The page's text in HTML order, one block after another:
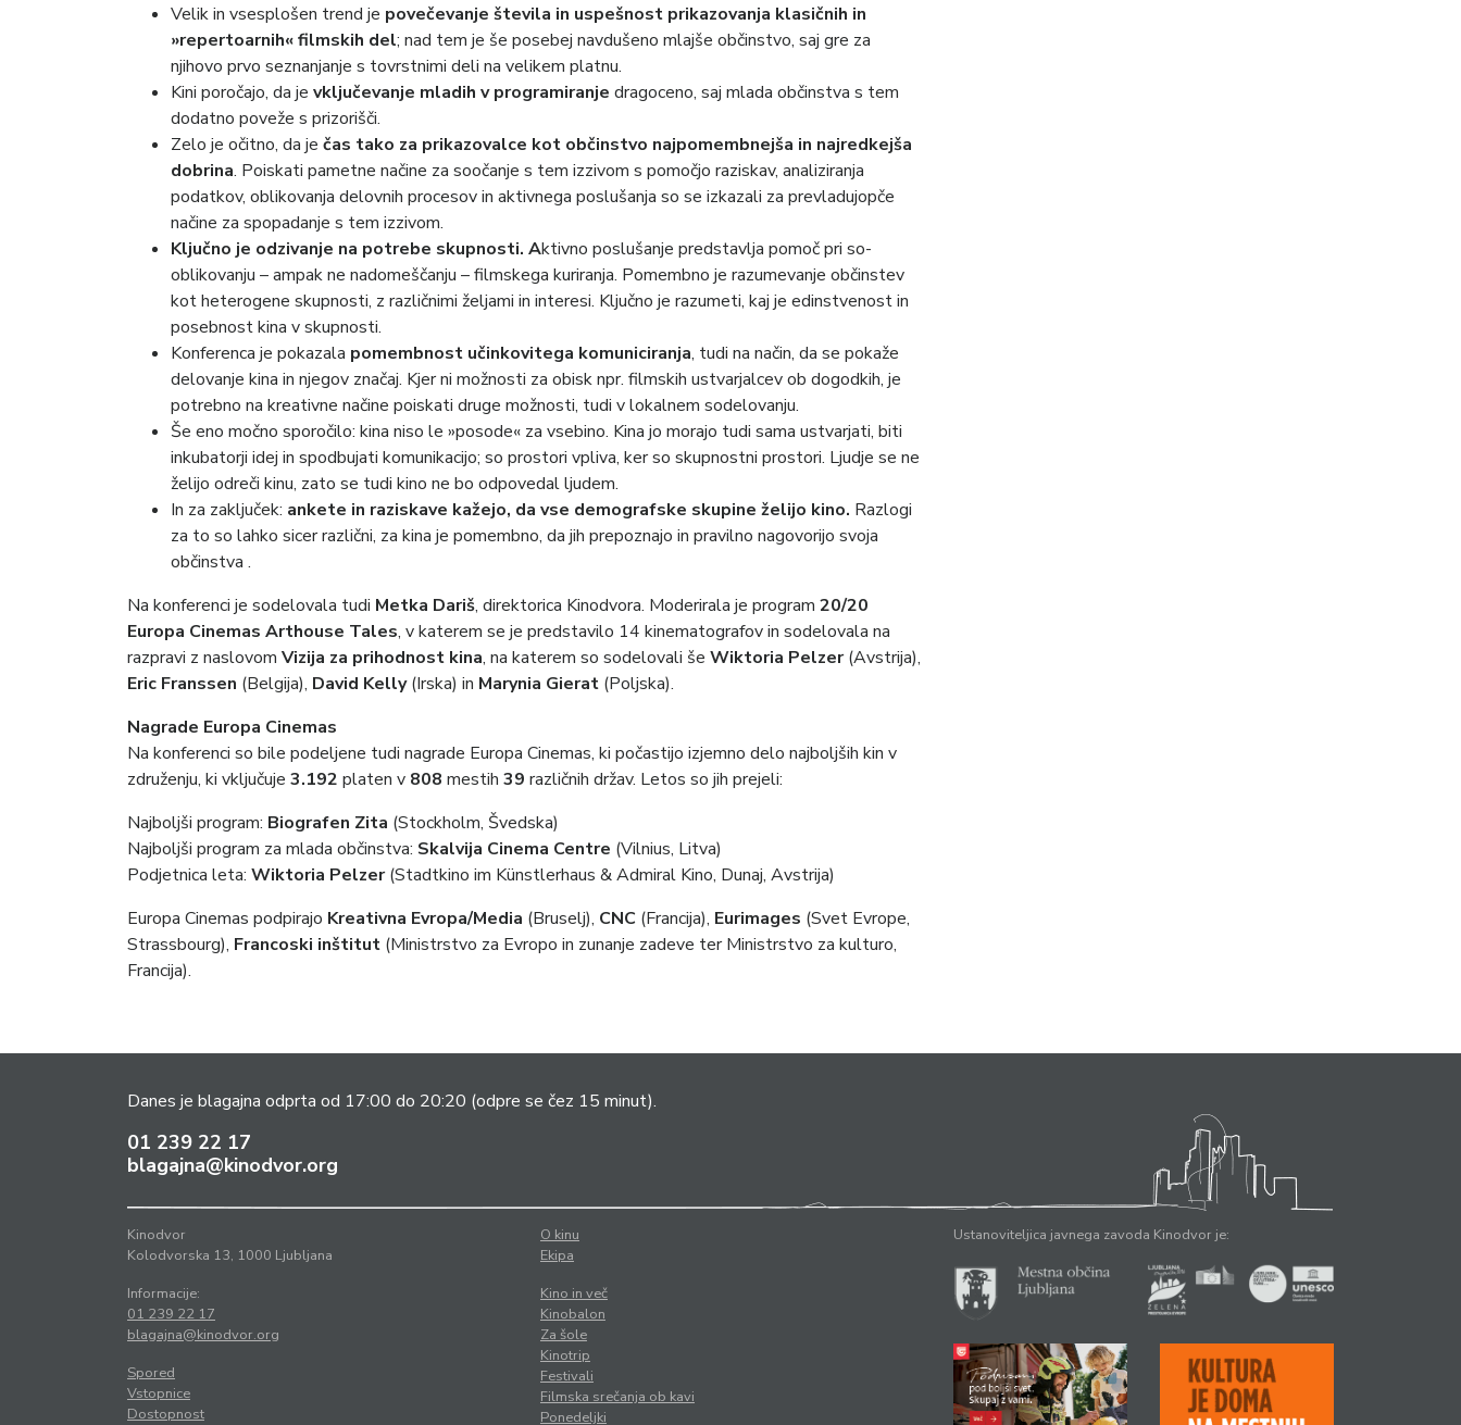
Velik in vsesplošen trend je povečevanje števila in uspešnost prikazovanja klasičnih in
»repertoarnih« filmskih del; nad tem je še posebej navdušeno mlajše občinstvo, saj gre za
njihovo prvo seznanjanje s tovrstnimi deli na velikem platnu.
Kini poročajo, da je vključevanje mladih v programiranje dragoceno, saj mlada občinstva s tem
dodatno poveže s prizorišči.
Zelo je očitno, da je čas tako za prikazovalce kot občinstvo najpomembnejša in najredkejša
dobrina. Poiskati pametne načine za soočanje s tem izzivom s pomočjo raziskav, analiziranja
podatkov, oblikovanja delovnih procesov in aktivnega poslušanja so se izkazali za prevladujopče
načine za spopadanje s tem izzivom.
Ključno je odzivanje na potrebe skupnosti. Aktivno poslušanje predstavlja pomoč pri so-
oblikovanju – ampak ne nadomeščanju – filmskega kuriranja. Pomembno je razumevanje občinstev
kot heterogene skupnosti, z različnimi željami in interesi. Ključno je razumeti, kaj je edinstvenost in
posebnost kina v skupnosti.
Konferenca je pokazala pomembnost učinkovitega komuniciranja, tudi na način, da se pokaže
delovanje kina in njegov značaj. Kjer ni možnosti za obisk npr. filmskih ustvarjalcev ob dogodkih, je
potrebno na kreativne načine poiskati druge možnosti, tudi v lokalnem sodelovanju.
Še eno močno sporočilo: kina niso le »posode« za vsebino. Kina jo morajo tudi sama ustvarjati, biti
inkubatorji idej in spodbujati komunikacijo; so prostori vpliva, ker so skupnostni prostori. Ljudje se ne
želijo odreči kinu, zato se tudi kino ne bo odpovedal ljudem.
In za zaključek: ankete in raziskave kažejo, da vse demografske skupine želijo kino. Razlogi
za to so lahko sicer različni, za kina je pomembno, da jih prepoznajo in pravilno nagovorijo svoja
občinstva .
Na konferenci je sodelovala tudi Metka Dariš, direktorica Kinodvora. Moderirala je program 20/20
Europa Cinemas Arthouse Tales, v katerem se je predstavilo 14 kinematografov in sodelovala na
razpravi z naslovom Vizija za prihodnost kina, na katerem so sodelovali še Wiktoria Pelzer(Avstrija),
Eric Franssen (Belgija), David Kelly(Irska) in Marynia Gierat (Poljska).
Nagrade Europa Cinemas
Na konferenci so bile podeljene tudi nagrade Europa Cinemas, ki počastijo izjemno delo najboljših kin v
združenju, ki vključuje 3.192 platen v 808 mestih 39 različnih držav. Letos so jih prejeli:
Najboljši program: Biografen Zita (Stockholm, Švedska)
Najboljši program za mlada občinstva: Skalvija Cinema Centre (Vilnius, Litva)
Podjetnica leta: Wiktoria Pelzer(Stadtkino im Künstlerhaus & Admiral Kino, Dunaj, Avstrija)
Europa Cinemas podpirajo Kreativna Evropa/Media (Bruselj), CNC (Francija), Eurimages (Svet Evrope,
Strassbourg), Francoski inštitut (Ministrstvo za Evropo in zunanje zadeve ter Ministrstvo za kulturo,
Francija).
Danes je blagajna odprta od 17:00 do 20:20 (odpre se čez 15 minut).
01 239 22 17
blagajna@kinodvor.org
Kinodvor
Kolodvorska 13, 1000 Ljubljana
Informacije:
01 239 22 17
blagajna@kinodvor.org
Spored
Vstopnice
Dostopnost
O kinu
Ekipa
Kino in več
Kinobalon
Za šole
Kinotrip
Festivali
Filmska srečanja ob kavi
Ponedeljki
Ustanoviteljica javnega zavoda Kinodvor je: